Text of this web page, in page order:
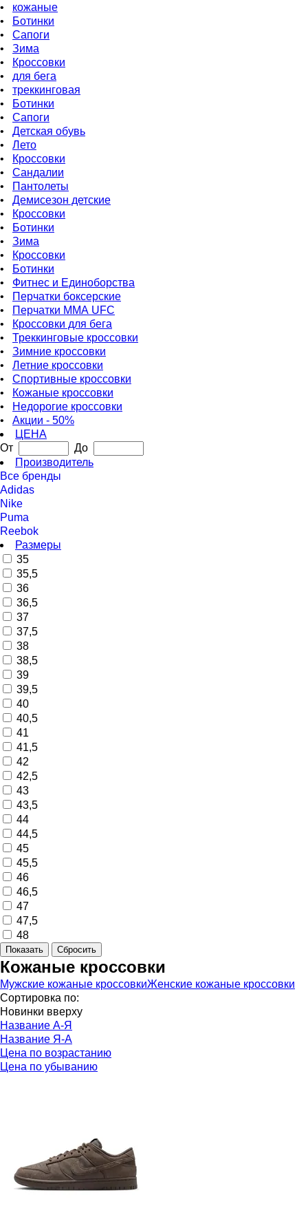
• кожаные
•
Бoтинки
• Сапоги
• Зима
•
Кроссовки
• для бега
• треккинговая
•
Ботинки
• Сапоги
• Детская обувь
• Летo
•
Кроссовки
• Сандалии
•
Пантолеты
• Демисезон детские
•
Кроссовки
•
Ботинки
• Зима
•
Кроссовки
•
Ботинки
• Фитнес и Единоборства
•
Перчатки боксерские
•
Перчатки ММА UFC
•
Кроссовки для бега
• Треккинговые кроссовки
• Зимние кроссовки
• Летние кроссовки
• Спортивные кроссовки
•
Кожаные кроссовки
•
Недорогие кроссовки
• Акции - 50%
ЦЕНА
От
До
Производитель
Все бренды
Adidas
Nike
Puma
Reebok
Размеры
35
35,5
36
36,5
37
37,5
38
38,5
39
39,5
40
40,5
41
41,5
42
42,5
43
43,5
44
44,5
45
45,5
46
46,5
47
47,5
48
Кожаные кроссовки
Мужские кожаные кроссовкиЖенские кожаные кроссовки
Сортировка по:
Новинки вверху
Название А-Я
Название Я-А
Цена по возрастанию
Цена по убыванию